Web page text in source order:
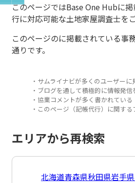
このページではBase One Hubに
行に対応可能な土地家屋調査士を
このページのに掲載されている事
通りです。
・サムライナビが多くのユーザーに
・ブログを通して積極的に情報発信
・協業コメントが多く書かれている
・このページ（記帳代行）に関す
エリアから再検索
北海道青森県秋田県岩手県